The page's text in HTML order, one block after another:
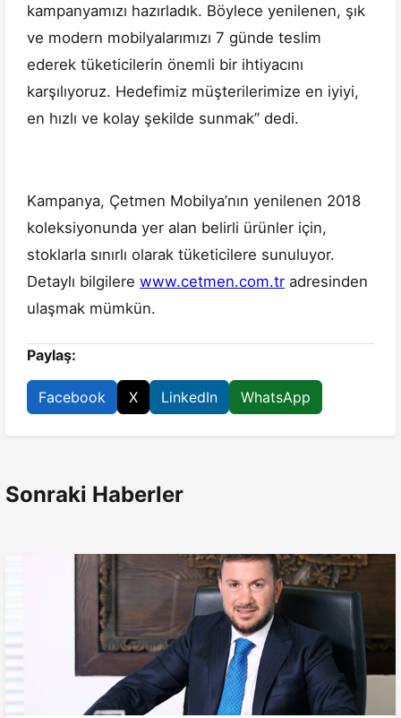
kampanyamızı hazırladık. Böylece yenilenen, şık
ve modern mobilyalarımızı 7 günde teslim
ederek tüketicilerin önemli bir ihtiyacını
karşılıyoruz. Hedefimiz müşterilerimize en iyiyi,
en hızlı ve kolay şekilde sunmak” dedi.
Kampanya, Çetmen Mobilya’nın yenilenen 2018
koleksiyonunda yer alan belirli ürünler için,
stoklarla sınırlı olarak tüketicilere sunuluyor.
Detaylı bilgilere www.cetmen.com.tr adresinden
ulaşmak mümkün.
Paylaş:
Facebook X LinkedIn WhatsApp
Sonraki Haberler